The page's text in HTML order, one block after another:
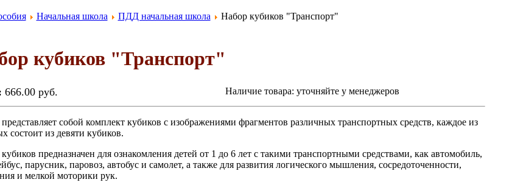
Начальная школа ПДД начальная школа Набор кубиков "Транспорт"
кубиков "Транспорт"
666.00 руб. Наличие товара: уточняйте у менеджеров
собой комплект кубиков с изображениями фрагментов различных транспортных средств, каждое из
состоит из девяти кубиков.
предназначен для ознакомления детей от 1 до 6 лет с такими транспортными средствами, как автомобиль,
парусник, паровоз, автобус и самолет, а также для развития логического мышления, сосредоточенности,
и мелкой моторики рук.